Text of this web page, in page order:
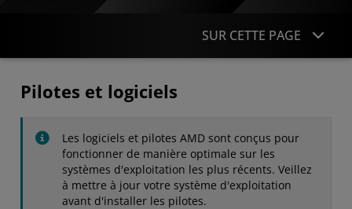
SUR CETTE PAGE
Pilotes et logiciels
Les logiciels et pilotes AMD sont conçus pour
fonctionner de manière optimale sur les
systèmes d'exploitation les plus récents. Veillez
à mettre à jour votre système d'exploitation
avant d'installer les pilotes.